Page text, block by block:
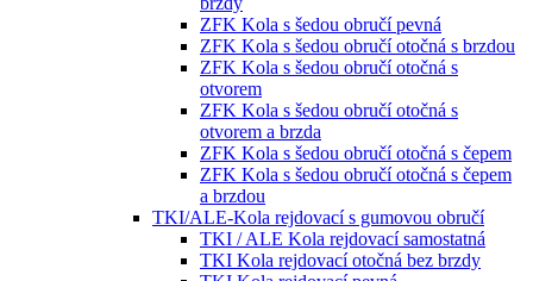
ZFK Kola s šedou obručí pevná
ZFK Kola s šedou obručí otočná s brzdou
ZFK Kola s šedou obručí otočná s
otvorem
ZFK Kola s šedou obručí otočná s
otvorem a brzda
ZFK Kola s šedou obručí otočná s čepem
ZFK Kola s šedou obručí otočná s čepem
a brzdou
TKI/ALE-Kola rejdovací s gumovou obručí
TKI / ALE Kola rejdovací samostatná
TKI Kola rejdovací otočná bez brzdy